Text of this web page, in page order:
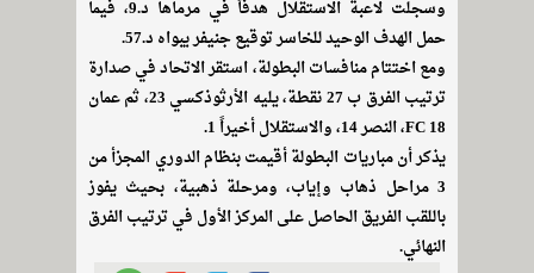
وسجلت لاعبة الاستقلال هدفاً في مرماها د.9، فيما
حمل الهدف الوحيد للخاسر توقيع جنيفر يبواه د.57.
ومع اختتام منافسات البطولة، استقر الاتحاد في صدارة
ترتيب الفرق ب 27 نقطة، يليه الأرثوذكسي 23، ثم عمان
FC 18، النصر 14، والاستقلال أخيراً 1.
يذكر أن مباريات البطولة أقيمت بنظام الدوري المجزأ من
3 مراحل ذهاب وإياب، ومرحلة ذهبية، بحيث يفوز
باللقب الفريق الحاصل على المركز الأول في ترتيب الفرق
النهائي.